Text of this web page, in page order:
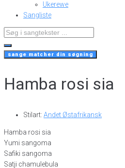
Ukerewe
Sangliste
Search
...
sange matcher din søgning
Hamba rosi sia
Stilart: Andet Østafrikansk
Hamba rosi sia
Yumi sangoma
Safiki sangoma
Satji chamulebula